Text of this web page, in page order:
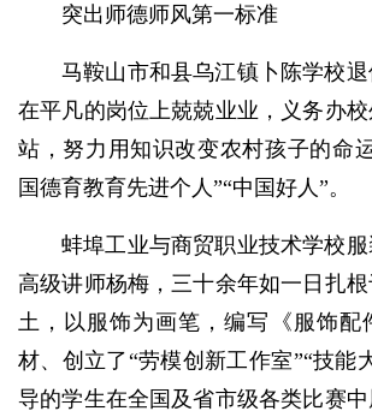
突出师德师风第一标准
马鞍山市和县乌江镇卜陈学校退
在平凡的岗位上兢兢业业，义务办
站，努力用知识改变农村孩子的命
国德育教育先进个人”“中国好人”。
蚌埠工业与商贸职业技术学校服
高级讲师杨梅，三十余年如一日扎
土，以服饰为画笔，编写《服饰配
材、创立了“劳模创新工作室”“技能
导的学生在全国及省市级各类比赛